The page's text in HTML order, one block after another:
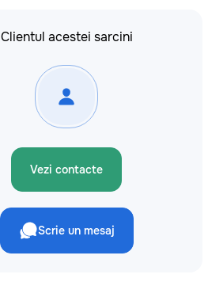
Clientul acestei sarcini
Vezi contacte
Scrie un mesaj